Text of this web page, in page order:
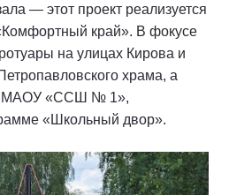
— этот проект реализуется
край». В фокусе
на улицах Кирова и
храма, а
МАОУ «ССШ № 1»,
«Школьный двор».